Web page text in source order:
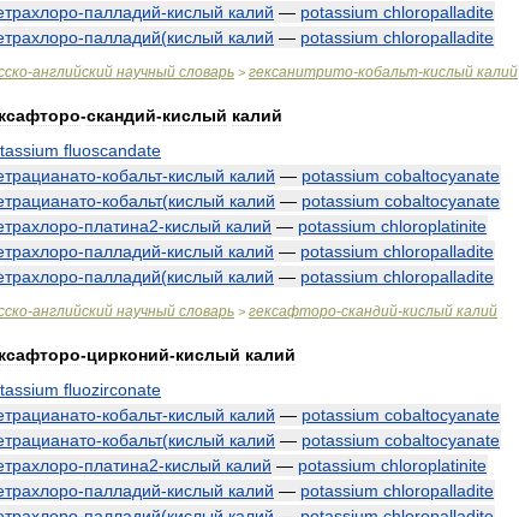
-палладий-кислый калий — potassium chloropalladite
-палладий(кислый калий — potassium chloropalladite
-английский научный словарь > гексанитрито-кобальт-кислый калий
-скандий-кислый калий
fluoscandate
-кобальт-кислый калий — potassium cobaltocyanate
-кобальт(кислый калий — potassium cobaltocyanate
-платина2-кислый калий — potassium chloroplatinite
-палладий-кислый калий — potassium chloropalladite
-палладий(кислый калий — potassium chloropalladite
-английский научный словарь > гексафторо-скандий-кислый калий
-цирконий-кислый калий
fluozirconate
-кобальт-кислый калий — potassium cobaltocyanate
-кобальт(кислый калий — potassium cobaltocyanate
-платина2-кислый калий — potassium chloroplatinite
-палладий-кислый калий — potassium chloropalladite